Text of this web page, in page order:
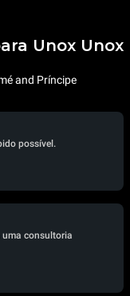
Unox Unox
and Príncipe
possível.
uma consultoria